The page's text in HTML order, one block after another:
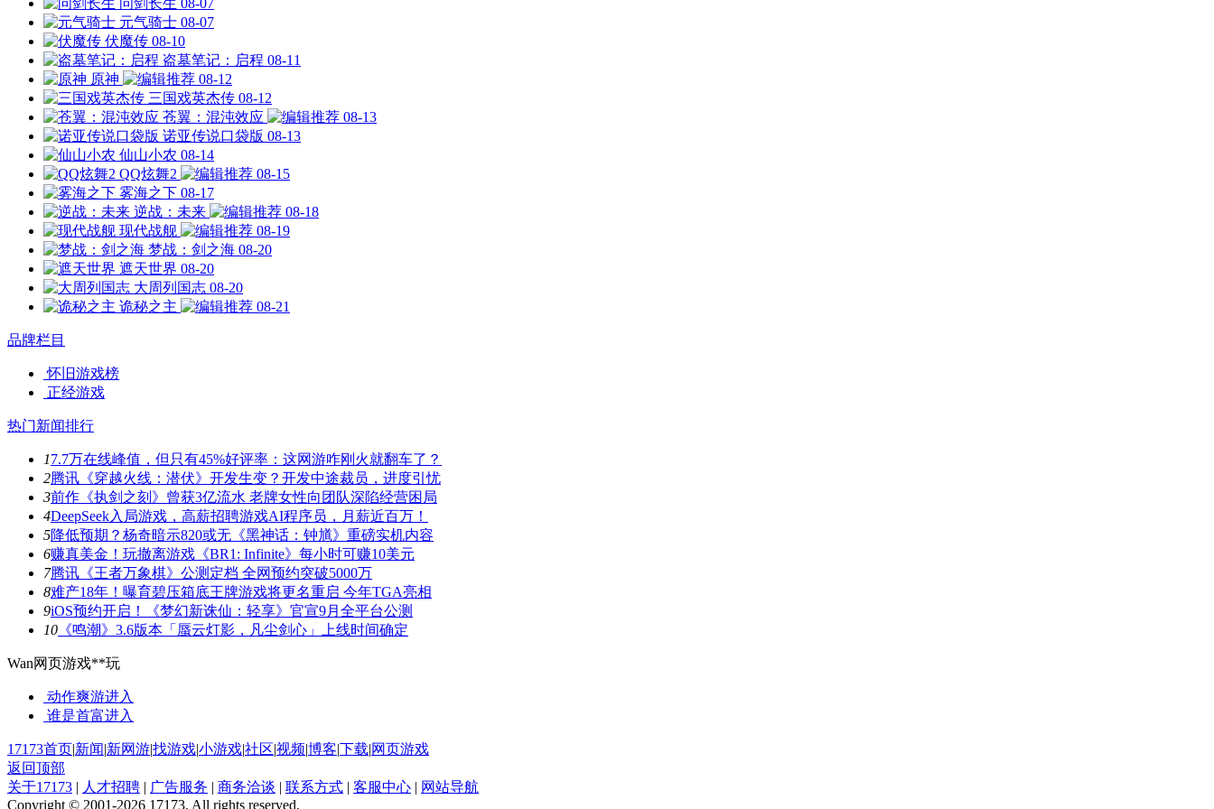
元气骑士 08-07
伏魔传 08-10
盗墓笔记：启程 08-11
原神
08-12
三国戏英杰传 08-12
苍翼：混沌效应
08-13
诺亚传说口袋版 08-13
仙山小农 08-14
QQ炫舞2
08-15
雾海之下 08-17
逆战：未来
08-18
现代战舰
08-19
梦战：剑之海 08-20
遮天世界 08-20
大周列国志 08-20
诡秘之主
08-21
品牌栏目
怀旧游戏榜
正经游戏
热门新闻排行
17.7万在线峰值，但只有45%好评率：这网游咋刚火就翻车了？
2腾讯《穿越火线：潜伏》开发生变？开发中途裁员，进度引忧
3前作《执剑之刻》曾获3亿流水 老牌女性向团队深陷经营困局
4DeepSeek入局游戏，高薪招聘游戏AI程序员，月薪近百万！
5降低预期？杨奇暗示820或无《黑神话：钟馗》重磅实机内容
6赚真美金！玩撤离游戏《BR1: Infinite》每小时可赚10美元
7腾讯《王者万象棋》公测定档 全网预约突破5000万
8难产18年！曝育碧压箱底王牌游戏将更名重启 今年TGA亮相
9iOS预约开启！《梦幻新诛仙：轻享》官宣9月全平台公测
10 《鸣潮》3.6版本「蜃云灯影，凡尘剑心」上线时间确定
Wan网页游戏**玩
动作爽游进入
谁是首富进入
17173首页|新闻|新网游|找游戏|小游戏|社区|视频|博客|下载|网页游戏
返回顶部
关于17173 | 人才招聘 | 广告服务 | 商务洽谈 | 联系方式 | 客服中心 | 网站导航
Copyright © 2001-2026 17173. All rights reserved.